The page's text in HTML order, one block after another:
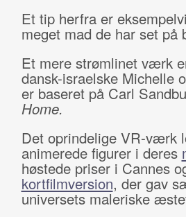
Et tip herfra er
meget mad de har set på
Et mere strømlinet værk
dansk-israelske Michelle
er baseret på Carl
Home.
Det oprindelige VR-værk
animerede figurer i deres
høstede priser i Cannes
kortfilmversion, der gav
universets maleriske